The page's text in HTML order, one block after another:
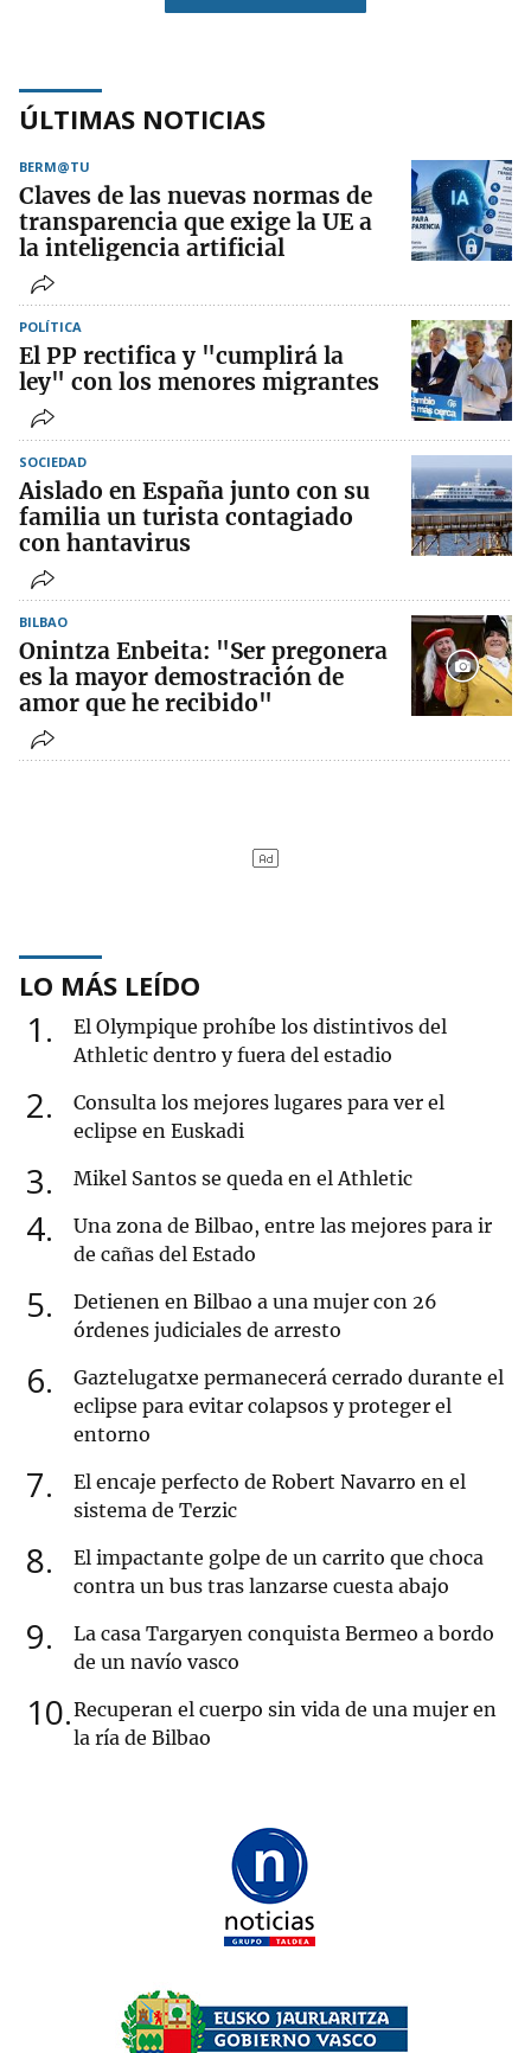
ÚLTIMAS NOTICIAS
BERM@TU
Claves de las nuevas normas de
transparencia que exige la UE a
la inteligencia artificial
POLÍTICA
El PP rectifica y "cumplirá la
ley" con los menores migrantes
SOCIEDAD
Aislado en España junto con su
familia un turista contagiado
con hantavirus
BILBAO
Onintza Enbeita: "Ser pregonera
es la mayor demostración de
amor que he recibido"
LO MÁS LEÍDO
1
El Olympique prohíbe los distintivos del
Athletic dentro y fuera del estadio
2
Consulta los mejores lugares para ver el
eclipse en Euskadi
3 Mikel Santos se queda en el Athletic
4
Una zona de Bilbao, entre las mejores para ir
de cañas del Estado
5
Detienen en Bilbao a una mujer con 26
órdenes judiciales de arresto
6
Gaztelugatxe permanecerá cerrado durante el
eclipse para evitar colapsos y proteger el
entorno
7
El encaje perfecto de Robert Navarro en el
sistema de Terzic
8
El impactante golpe de un carrito que choca
contra un bus tras lanzarse cuesta abajo
9
La casa Targaryen conquista Bermeo a bordo
de un navío vasco
10 Recuperan el cuerpo sin vida de una mujer en
la ría de Bilbao